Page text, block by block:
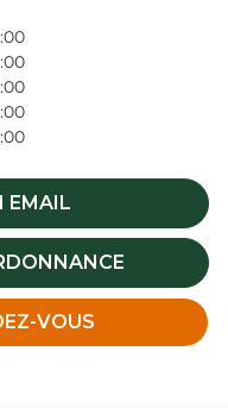
EMAIL
VOUS